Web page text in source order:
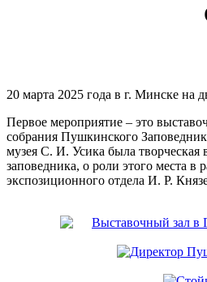
20 марта 2025 года в г. Минске на
Первое мероприятие – это
собрания Пушкинского
музея С. И. Усика была
заповедника, о роли этого места в
экспозиционного отдела И. Р.